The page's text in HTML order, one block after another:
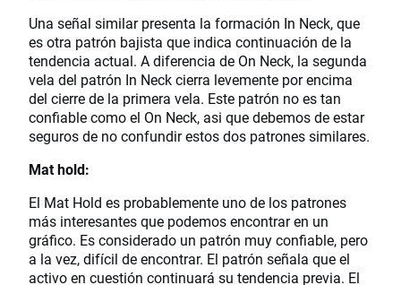
Una señal similar presenta la formación In Neck, que
es otra patrón bajista que indica continuación de la
tendencia actual. A diferencia de On Neck, la segunda
vela del patrón In Neck cierra levemente por encima
del cierre de la primera vela. Este patrón no es tan
confiable como el On Neck, asi que debemos de estar
seguros de no confundir estos dos patrones similares.
Mat hold:
El Mat Hold es probablemente uno de los patrones
más interesantes que podemos encontrar en un
gráfico. Es considerado un patrón muy confiable, pero
a la vez, difícil de encontrar. El patrón señala que el
activo en cuestión continuará su tendencia previa. El